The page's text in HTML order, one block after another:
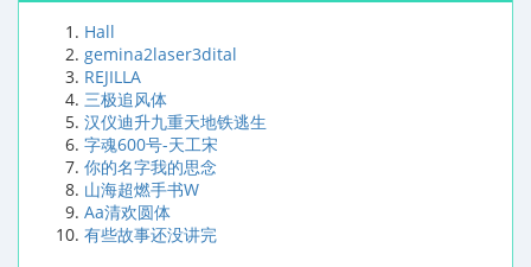
Hall
gemina2laser3dital
REJILLA
三极追风体
汉仪迪升九重天地铁逃生
字魂600号-天工宋
你的名字我的思念
山海超燃手书W
Aa清欢圆体
有些故事还没讲完